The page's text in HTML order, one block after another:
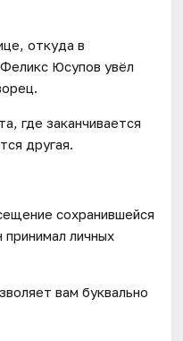
откуда в
Юсупов увёл
где заканчивается
другая.
сохранившейся
личных
вам буквально